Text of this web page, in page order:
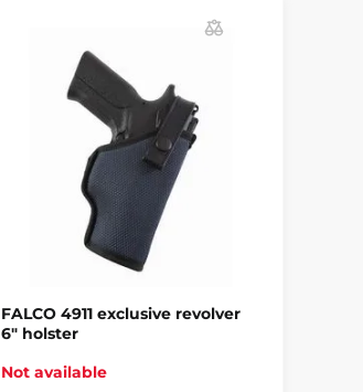
FALCO 4911 exclusive revolver
6" holster
Not available